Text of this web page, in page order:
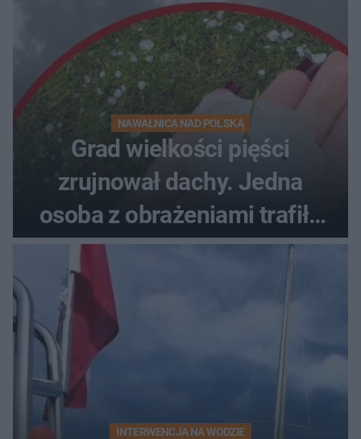
NAWAŁNICA NAD POLSKĄ
Grad wielkości pięści
zrujnował dachy. Jedna
osoba z obrażeniami trafiła
do szpitala
INTERWENCJA NA WODZIE